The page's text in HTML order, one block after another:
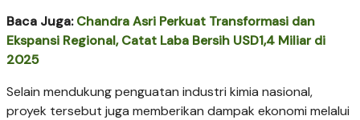
Baca Juga:Chandra Asri Perkuat Transformasi dan
Ekspansi Regional, Catat Laba Bersih USD1,4 Miliar di
2025
Selain mendukung penguatan industri kimia nasional,
proyek tersebut juga memberikan dampak ekonomi melalui